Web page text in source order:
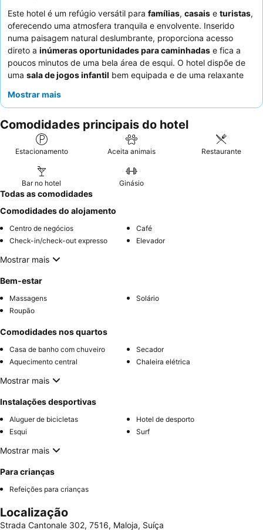
Este hotel é um refúgio versátil para famílias, casais e turistas,
oferecendo uma atmosfera tranquila e envolvente. Inserido
numa paisagem natural deslumbrante, proporciona acesso
direto a inúmeras oportunidades para caminhadas e fica a
poucos minutos de uma bela área de esqui. O hotel dispõe de
uma sala de jogos infantil bem equipada e de uma relaxante
notavelmente
qualidade excecional do menu do jantar, que apresenta
ingredientes locais, e o extenso buffet de pequeno-almoço.
Para vistas ideais, os hóspedes devem solicitar quartos nos
Mostrar mais
Comodidades principais do hotel
Estacionamento Aceita animais Restaurante
Bar no hotel Ginásio
Todas as comodidades
Comodidades do alojamento
Centro de negócios
Café
Check-in/check-out expresso
Elevador
Mostrar mais
Bem-estar
Massagens
Solário
Roupão
Comodidades nos quartos
Casa de banho com chuveiro
Secador
Aquecimento central
Chaleira elétrica
Mostrar mais
Instalações desportivas
Aluguer de bicicletas
Hotel de desporto
Esqui
Surf
Mostrar mais
Para crianças
Refeições para crianças
Localização
Strada Cantonale 302, 7516, Maloja, Suíça